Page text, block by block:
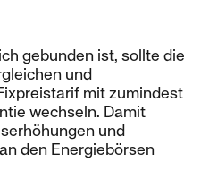
gebunden ist, sollte die
und
mit zumindest
wechseln. Damit
und
den Energiebörsen